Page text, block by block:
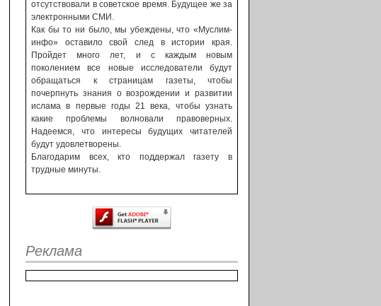
отсутствовали в советское время. Будущее же за
электронными СМИ.
Как бы то ни было, мы убеждены, что «Муслим-
инфо» оставило свой след в истории края.
Пройдет много лет, и с каждым новым
поколением все новые исследователи будут
обращаться к страницам газеты, чтобы
почерпнуть знания о возрождении и развитии
ислама в первые годы 21 века, чтобы узнать
какие проблемы волновали правоверных.
Надеемся, что интересы будущих читателей
будут удовлетворены.
Благодарим всех, кто поддержал газету в
трудные минуты.
Реклама